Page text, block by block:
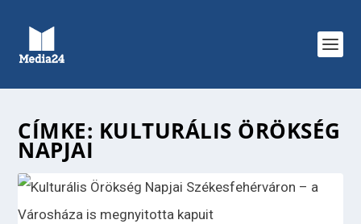
CÍMKE: KULTURÁLIS ÖRÖKSÉG
NAPJAI